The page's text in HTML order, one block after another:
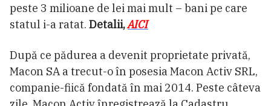
peste 3 milioane de lei mai mult – bani pe care
statul i-a ratat. Detalii,AICI
După ce pădurea a devenit proprietate privată,
Macon SA a trecut-o în posesia Macon Activ SRL,
companie-fiică fondată în mai 2014. Peste câteva